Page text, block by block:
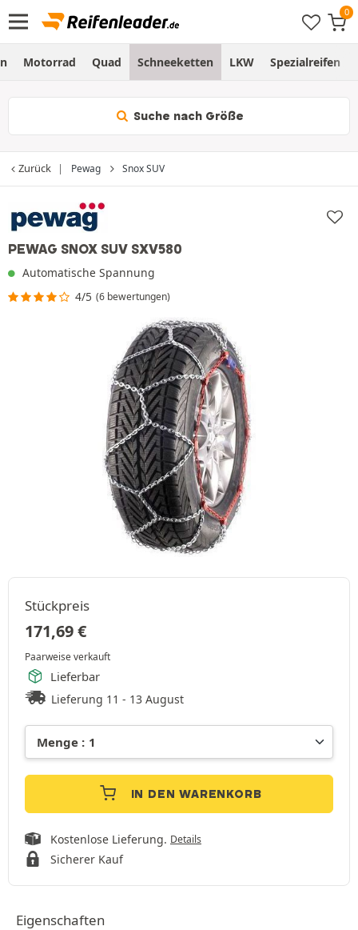
Motorrad Quad Schneeketten LKW Spezialreifen
Suche nach Größe
Zurück Pewag Snox SUV
PEWAG SNOX SUV SXV580
Automatische Spannung
4/5 (6 bewertungen)
Stückpreis
171,69€
Paarweise verkauft
Lieferbar
Lieferung 11 - 13 August
IN DEN WARENKORB
Kostenlose Lieferung. Details
Sicherer Kauf
Eigenschaften